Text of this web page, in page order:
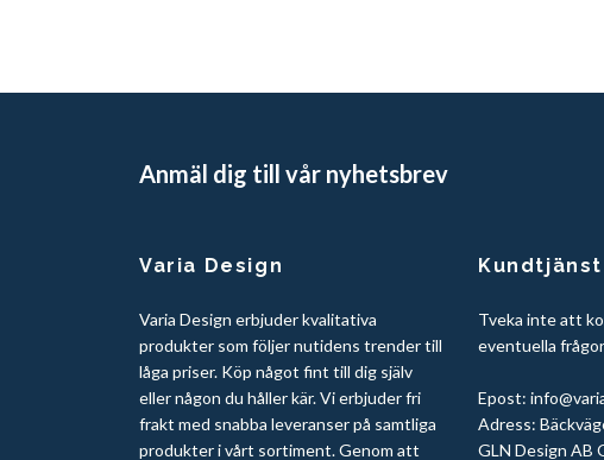
Anmäl dig till vår nyhetsbrev
Varia Design
Varia Design erbjuder kvalitativa
produkter som följer nutidens trender till
låga priser. Köp något fint till dig själv
eller någon du håller kär. Vi erbjuder fri
frakt med snabba leveranser på samtliga
produkter i vårt sortiment. Genom att
Kundtjänst
Tveka inte att
eventuella
Epost:
Adress:
GLN Design AB